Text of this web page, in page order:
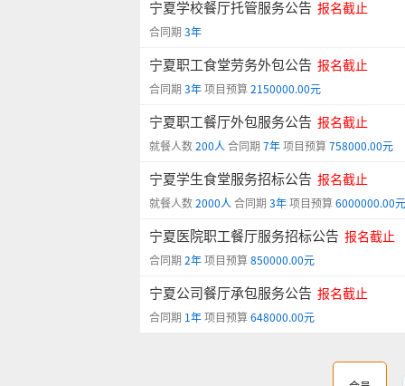
宁夏学校餐厅托管服务公告 报名截止
合同期 3年
宁夏职工食堂劳务外包公告 报名截止
合同期 3年项目预算2150000.00元
宁夏职工餐厅外包服务公告 报名截止
就餐人数200人 合同期 7年项目预算758000.00元
宁夏学生食堂服务招标公告 报名截止
就餐人数2000人 合同期 3年项目预算6000000.00元
宁夏医院职工餐厅服务招标公告 报名截止
合同期 2年项目预算850000.00元
宁夏公司餐厅承包服务公告 报名截止
合同期 1年项目预算648000.00元